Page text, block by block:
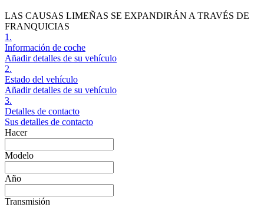
LAS CAUSAS LIMEÑAS SE EXPANDIRÁN A TRAVÉS DE
FRANQUICIAS
1.
Información de coche
Añadir detalles de su vehículo
2.
Estado del vehículo
Añadir detalles de su vehículo
3.
Detalles de contacto
Sus detalles de contacto
Hacer
Modelo
Año
Transmisión